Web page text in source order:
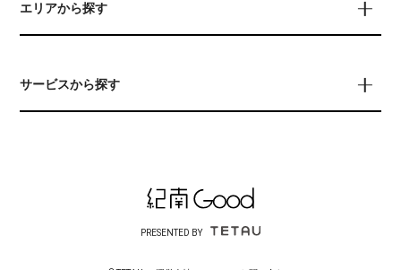
エリアから探す
サービスから探す
PRESENTED BY
© TETAU 運営会社について お問い合わせ